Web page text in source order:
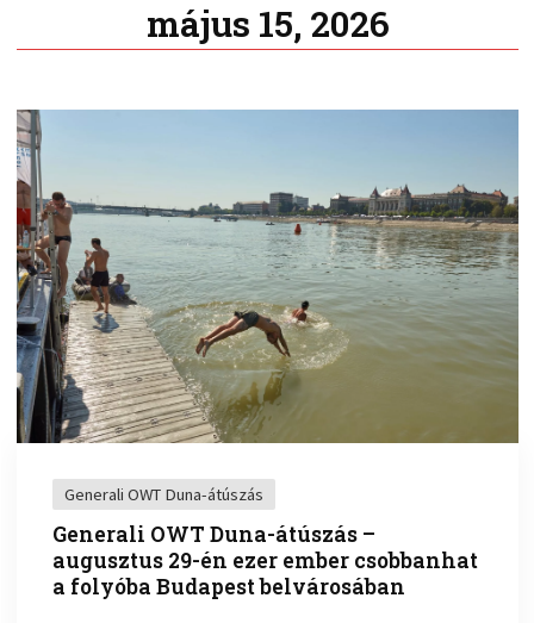
május 15, 2026
Generali OWT Duna-átúszás
Generali OWT Duna-átúszás –
augusztus 29-én ezer ember csobbanhat
a folyóba Budapest belvárosában